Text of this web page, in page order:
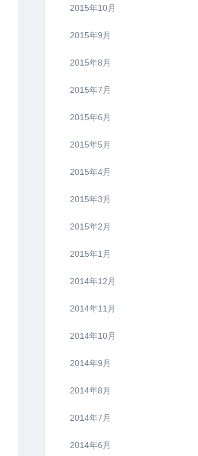
2015年10月
2015年9月
2015年8月
2015年7月
2015年6月
2015年5月
2015年4月
2015年3月
2015年2月
2015年1月
2014年12月
2014年11月
2014年10月
2014年9月
2014年8月
2014年7月
2014年6月